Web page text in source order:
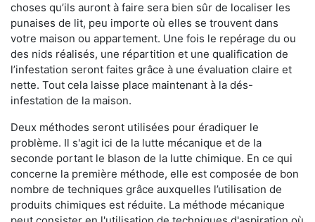
choses qu’ils auront à faire sera bien sûr de localiser les
punaises de lit, peu importe où elles se trouvent dans
votre maison ou appartement. Une fois le repérage du ou
des nids réalisés, une répartition et une qualification de
l’infestation seront faites grâce à une évaluation claire et
nette. Tout cela laisse place maintenant à la dés-
infestation de la maison.
Deux méthodes seront utilisées pour éradiquer le
problème. Il s'agit ici de la lutte mécanique et de la
seconde portant le blason de la lutte chimique. En ce qui
concerne la première méthode, elle est composée de bon
nombre de techniques grâce auxquelles l’utilisation de
produits chimiques est réduite. La méthode mécanique